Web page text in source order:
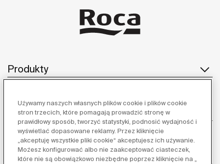
Produkty
Obsługa klienta
O nas
Używamy naszych własnych plików cookie i plików cookie
stron trzecich, które pomagają prowadzić stronę w
prawidłowy sposób, tworzyć statystyki, podnosić wydajność i
wyświetlać dopasowane reklamy. Przez kliknięcie
„akceptuję wszystkie pliki cookie“ akceptujesz ich używanie.
Możesz konfigurować albo nie zaakceptować ciasteczek,
które nie są obowiązkowo niezbędne poprzez kliknięcie na „